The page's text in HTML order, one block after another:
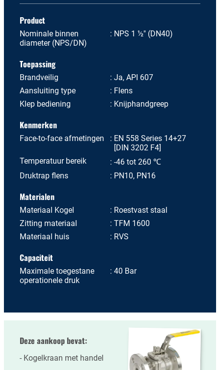
Product
Nominale binnen
diameter (NPS/DN)
NPS 1 ½" (DN40)
Toepassing
Brandveilig
Ja, API 607
Aansluiting type
Flens
Klep bediening
Knijphandgreep
Kenmerken
Face-to-face afmetingen
EN 558 Series 14+27
[DIN 3202 F4]
Temperatuur bereik
-46 tot 260 ℃
Druktrap flens
PN10, PN16
Materialen
Materiaal Kogel
Roestvast staal
Zitting materiaal
TFM 1600
Materiaal huis
RVS
Capaciteit
Maximale toegestane
operationele druk
40 Bar
Deze aankoop bevat:
Kogelkraan met handel